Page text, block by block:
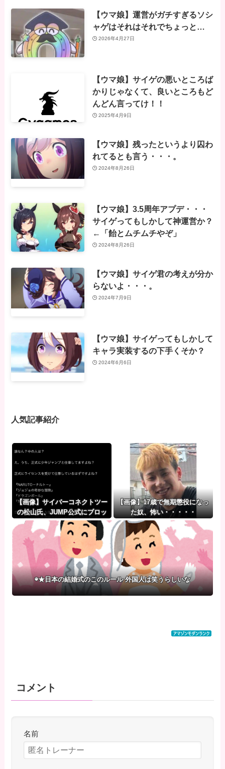
【ウマ娘】運営がガチすぎるソシ
ャゲはそれはそれでちょっと…
2026年4月27日
【ウマ娘】サイゲの悪いところば
かりじゃなくて、良いところもど
んどん言ってけ！！
2025年4月9日
【ウマ娘】残ったというより囚わ
れてるとも言う・・・。
2024年8月26日
【ウマ娘】3.5周年アプデ・・・
サイゲってもしかして神運営か？
←「飴とムチムチやぞ」
2024年8月26日
【ウマ娘】サイゲ君の考えが分か
らないよ・・・。
2024年7月9日
【ウマ娘】サイゲってもしかして
キャラ実装するの下手くそか？
2024年6月6日
人気記事紹介
【画像】サイバーコネクトツー
の松山氏、JUMP公式にブロッ
クされる・・・
【画像】17歳で無期懲役になっ
た奴、怖い・・・・・
◉★日本の結婚式のこのルール 外国人は笑うらしいな
コメント
名前